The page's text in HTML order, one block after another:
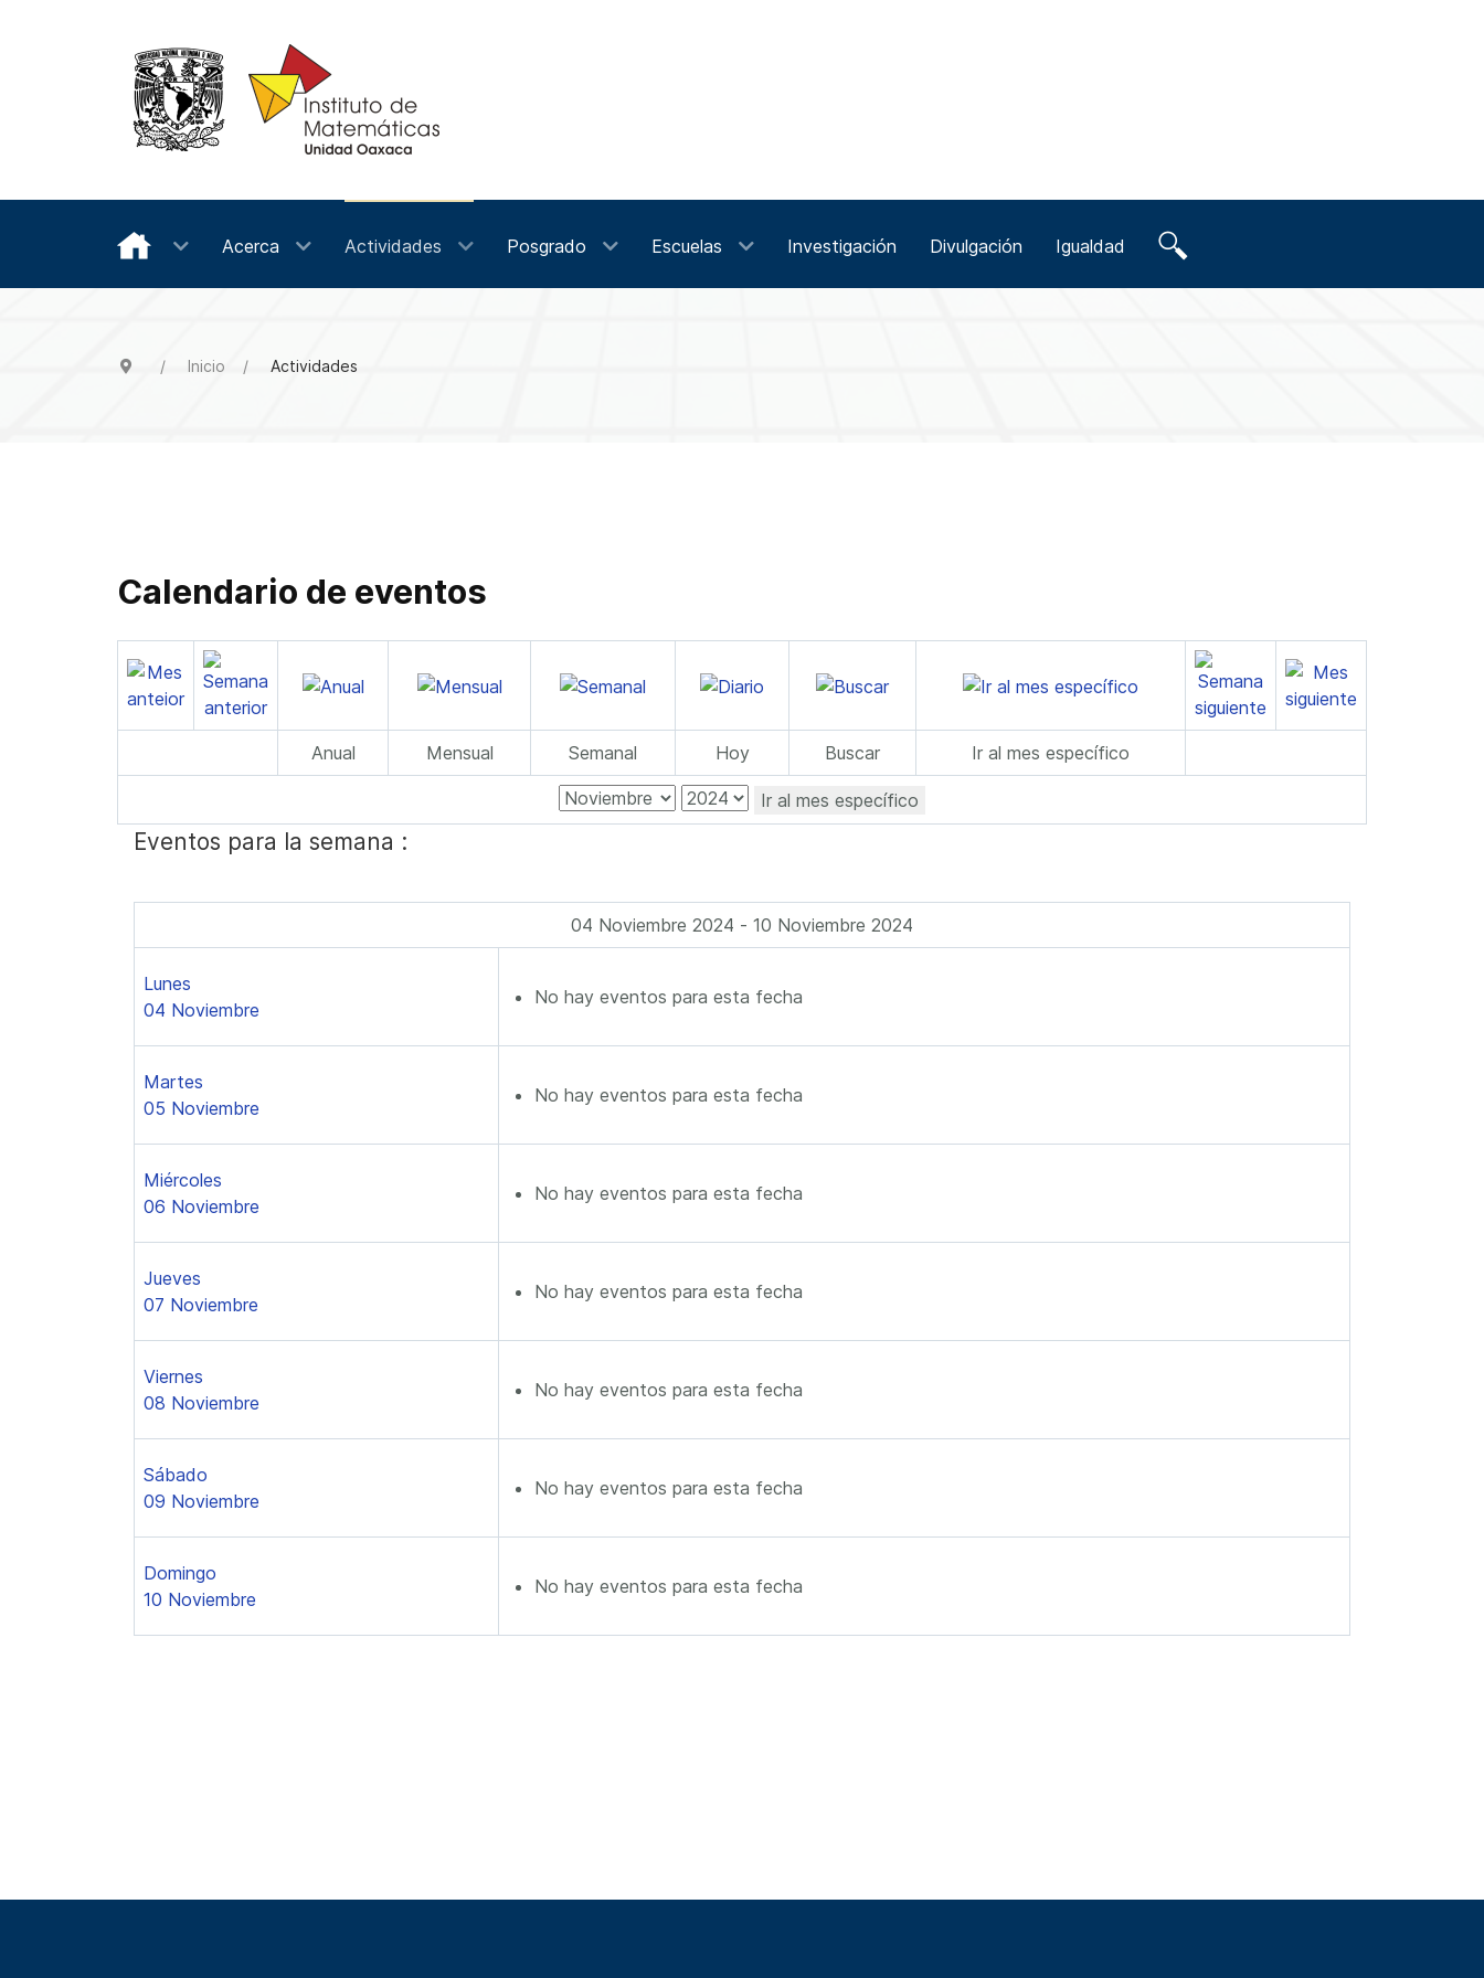
Acerca Actividades Posgrado Escuelas Investigación Divulgación Igualdad
Inicio Actividades
Calendario de eventos
Anual Mensual Semanal Hoy Buscar Ir al mes específico
Ir al mes específico
Eventos para la semana :
04 Noviembre 2024 - 10 Noviembre 2024
Lunes
04 Noviembre
No hay eventos para esta fecha
Martes
05 Noviembre
No hay eventos para esta fecha
Miércoles
06 Noviembre
No hay eventos para esta fecha
Jueves
07 Noviembre
No hay eventos para esta fecha
Viernes
08 Noviembre
No hay eventos para esta fecha
Sábado
09 Noviembre
No hay eventos para esta fecha
Domingo
10 Noviembre
No hay eventos para esta fecha